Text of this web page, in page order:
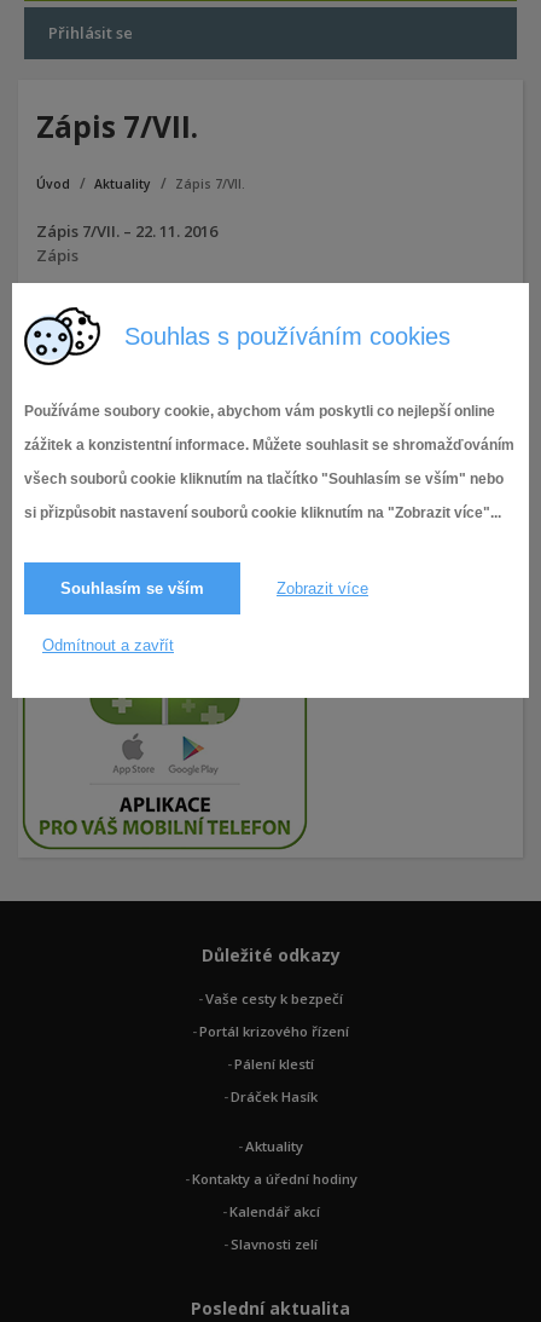
Souhlas s používáním cookies
Používáme soubory cookie, abychom vám poskytli co nejlepší online
zážitek a konzistentní informace. Můžete souhlasit se shromažďováním
všech souborů cookie kliknutím na tlačítko "Souhlasím se vším" nebo
si přizpůsobit nastavení souborů cookie kliknutím na "Zobrazit více"...
Souhlasím se vším Zobrazit více
Odmítnout a zavřít
Přihlásit se
Zápis 7/VII.
Úvod Aktuality Zápis 7/VII.
Zápis 7/VII. – 22. 11. 2016
Zápis
15.12.2016,
Důležité odkazy
Vaše cesty k bezpečí
Portál krizového řízení
Pálení klestí
Dráček Hasík
Aktuality
Kontakty a úřední hodiny
Kalendář akcí
Slavnosti zelí
Poslední aktualita